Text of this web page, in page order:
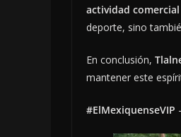
actividad
deporte, sino
En conclusión,
mantener este
#ElMexiquenseVIP